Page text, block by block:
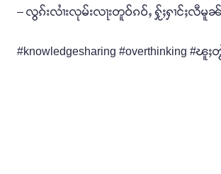
– လွၵ်းလၢႆးလုမ်းလႃးတူဝ်ၵဝ်ႇ ႁႂ်ႈႁၢင်ႈလီမူ
#knowledgesharing #overthinking #ၽူ